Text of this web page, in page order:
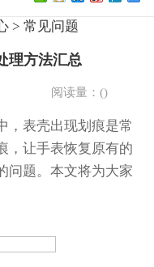
> 常见问题
理方法汇总
阅读量：()
表壳出现划痕是常
，让手表恢复原有的
问题。本文将为大家